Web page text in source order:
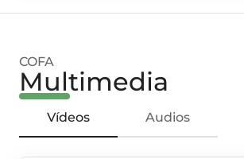
COFA
Multimedia
Vídeos Audios